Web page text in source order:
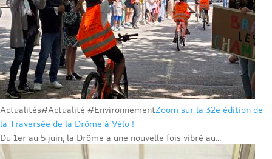
Actualités#Actualité #EnvironnementZoom sur la 32e édition de
la Traversée de la Drôme à Vélo !
Du 1er au 5 juin, la Drôme a une nouvelle fois vibré au...